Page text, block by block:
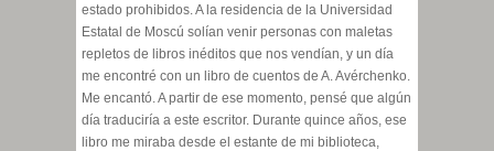
estado prohibidos. A la residencia de la Universidad
Estatal de Moscú solían venir personas con maletas
repletos de libros inéditos que nos vendían, y un día
me encontré con un libro de cuentos de A. Avérchenko.
Me encantó. A partir de ese momento, pensé que algún
día traduciría a este escritor. Durante quince años, ese
libro me miraba desde el estante de mi biblioteca,